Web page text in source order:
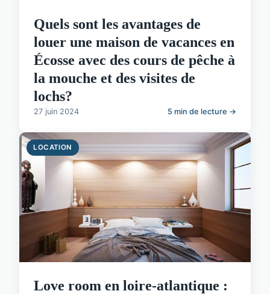
Quels sont les avantages de
louer une maison de vacances en
Écosse avec des cours de pêche à
la mouche et des visites de
lochs?
27 juin 2024 5 min de lecture →
LOCATION
Love room en loire-atlantique :